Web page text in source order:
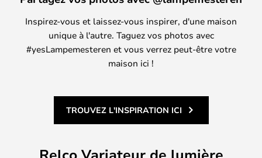
Inspirez-vous et laissez-vous inspirer, d'une maison
unique à l'autre. Taguez vos photos avec
#yesLampemesteren et vous verrez peut-être votre
maison ici !
TROUVEZ L'INSPIRATION ICI
Relco Variateur de lumière